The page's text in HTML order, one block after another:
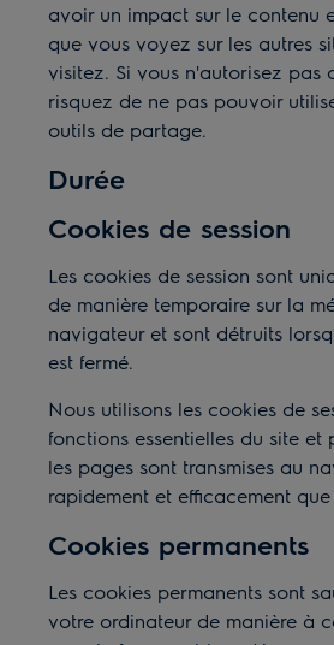
avoir un impact sur le contenu
que vous voyez sur les autres
visitez. Si vous n'autorisez pas
risquez de ne pas pouvoir
outils de partage.
Durée
Cookies de session
Les cookies de session sont
de manière temporaire sur la
navigateur et sont détruits
est fermé.
Nous utilisons les cookies de
fonctions essentielles du site et
les pages sont transmises au
rapidement et efficacement
Cookies permanents
Les cookies permanents sont
votre ordinateur de manière à